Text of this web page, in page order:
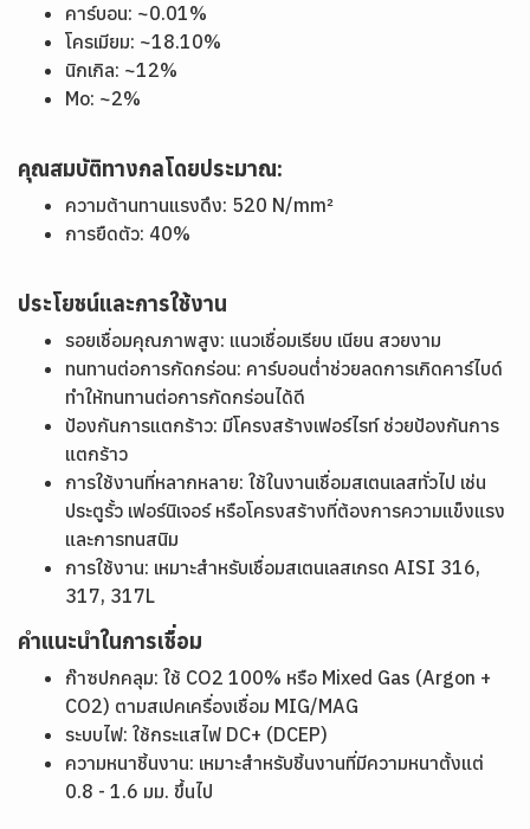
คาร์บอน: ~0.01%
โครเมียม: ~18.10%
นิกเกิล: ~12%
Mo: ~2%
คุณสมบัติทางกลโดยประมาณ:
ความต้านทานแรงดึง: 520 N/mm²
การยืดตัว: 40%
ประโยชน์และการใช้งาน
รอยเชื่อมคุณภาพสูง: แนวเชื่อมเรียบ เนียน สวยงาม
ทนทานต่อการกัดกร่อน: คาร์บอนต่ำช่วยลดการเกิดคาร์ไบด์
ทำให้ทนทานต่อการกัดกร่อนได้ดี
ป้องกันการแตกร้าว: มีโครงสร้างเฟอร์ไรท์ ช่วยป้องกันการ
แตกร้าว
การใช้งานที่หลากหลาย: ใช้ในงานเชื่อมสเตนเลสทั่วไป เช่น
ประตูรั้ว เฟอร์นิเจอร์ หรือโครงสร้างที่ต้องการความแข็งแรง
และการทนสนิม
การใช้งาน: เหมาะสำหรับเชื่อมสเตนเลสเกรด AISI 316,
317, 317L
คำแนะนำในการเชื่อม
ก๊าซปกคลุม: ใช้ CO2 100% หรือ Mixed Gas (Argon +
CO2) ตามสเปคเครื่องเชื่อม MIG/MAG
ระบบไฟ: ใช้กระแสไฟ DC+ (DCEP)
ความหนาชิ้นงาน: เหมาะสำหรับชิ้นงานที่มีความหนาตั้งแต่
0.8 - 1.6 มม. ขึ้นไป